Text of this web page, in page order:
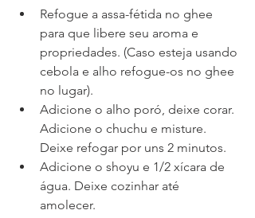
Refogue a assa-fétida no ghee
para que libere seu aroma e
propriedades. (Caso esteja usando
cebola e alho refogue-os no ghee
no lugar).
Adicione o alho poró, deixe corar.
Adicione o chuchu e misture.
Deixe refogar por uns 2 minutos.
Adicione o shoyu e 1/2 xícara de
água. Deixe cozinhar até
amolecer.